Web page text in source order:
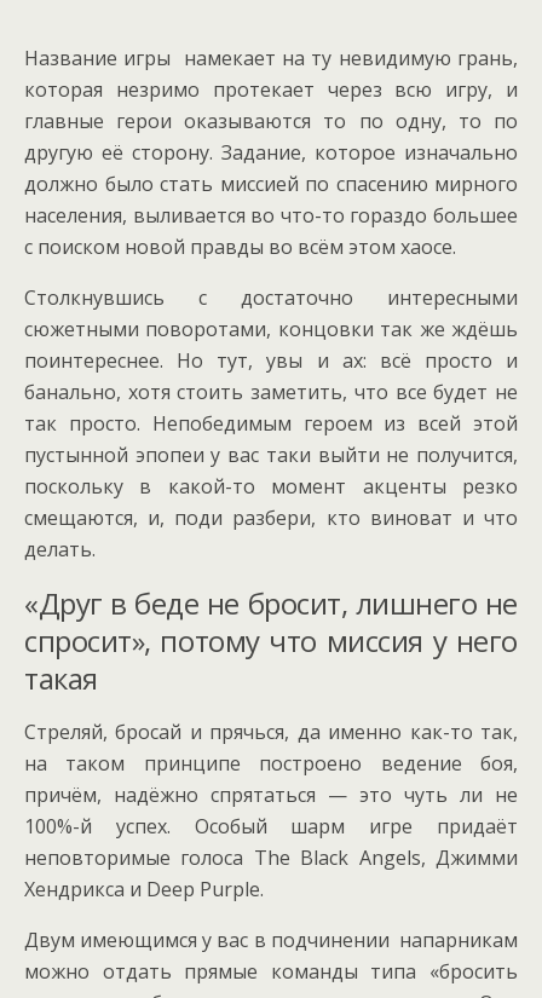
Название игры намекает на ту невидимую грань,
которая незримо протекает через всю игру, и
главные герои оказываются то по одну, то по
другую её сторону. Задание, которое изначально
должно было стать миссией по спасению мирного
населения, выливается во что-то гораздо большее
с поиском новой правды во всём этом хаосе.
Столкнувшись с достаточно интересными
сюжетными поворотами, концовки так же ждёшь
поинтереснее. Но тут, увы и ах: всё просто и
банально, хотя стоить заметить, что все будет не
так просто. Непобедимым героем из всей этой
пустынной эпопеи у вас таки выйти не получится,
поскольку в какой-то момент акценты резко
смещаются, и, поди разбери, кто виноват и что
делать.
«Друг в беде не бросит, лишнего не
спросит», потому что миссия у него
такая
Стреляй, бросай и прячься, да именно как-то так,
на таком принципе построено ведение боя,
причём, надёжно спрятаться — это чуть ли не
100%-й успех. Особый шарм игре придаёт
неповторимые голоса The Black Angels, Джимми
Хендрикса и Deep Purple.
Двум имеющимся у вас в подчинении напарникам
можно отдать прямые команды типа «бросить